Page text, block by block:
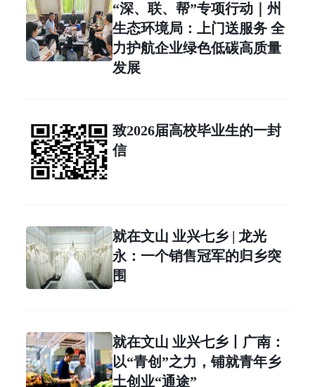
“深、联、帮”专项行动｜州
生态环境局：上门送服务 全
力护航企业绿色低碳高质量
发展
致2026届高校毕业生的一封
信
就在文山 业兴七乡 | 龙光
永：一个销售冠军的归乡突
围
就在文山 业兴七乡丨广南：
以“青创”之力，铺就青年乡
土创业“通途”